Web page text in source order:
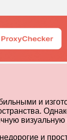
и
и